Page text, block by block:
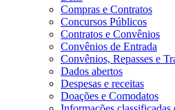
Compras e Contratos
Concursos Públicos
Contratos e Convênios
Convênios de Entrada
Convênios, Repasses e
Dados abertos
Despesas e receitas
Doações e Comodatos